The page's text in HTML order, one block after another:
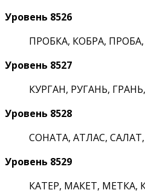
Уровень 8526
ПРОБКА, КОБРА,
Уровень 8527
КУРГАН, РУГАНЬ,
Уровень 8528
СОНАТА, АТЛАС,
Уровень 8529
КАТЕР, МАКЕТ, МЕТКА,